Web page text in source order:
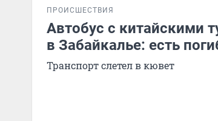
ПРОИСШЕСТВИЯ
Автобус с китайскими
в Забайкалье: есть
Транспорт слетел в кювет